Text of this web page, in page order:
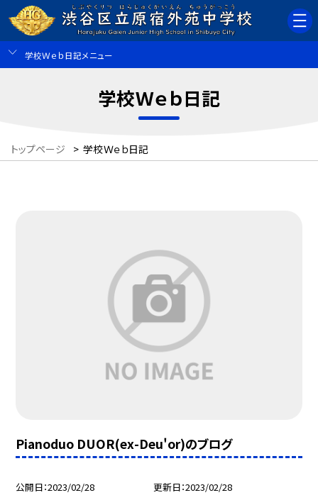
学校Ｗｅｂ日記メニュー
学校Ｗｅｂ日記
トップページ > 学校Ｗｅｂ日記
Pianoduo DUOR(ex-Deu'or)のブログ
公開日 2023/02/28 更新日 2023/02/28